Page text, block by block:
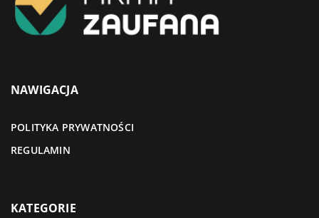
NAWIGACJA
POLITYKA PRYWATNOŚCI
REGULAMIN
KATEGORIE